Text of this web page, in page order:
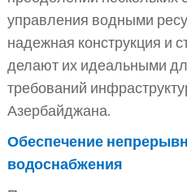
управления водными
надежная конструкция и
делают их идеальными
требований
Азербайджана.
Обеспечение
водоснабжения